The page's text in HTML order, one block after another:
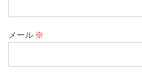
メール ※